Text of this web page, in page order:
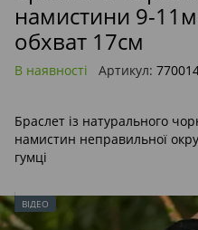
намистини 9-
обхват 17см
В наявності Артикул:
Браслет із натурального
намистин неправильної
гумці
ВІДЕО